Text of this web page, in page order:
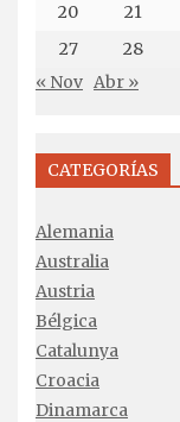
20
21
27
28
« Nov Abr »
CATEGORÍAS
Alemania
Australia
Austria
Bélgica
Catalunya
Croacia
Dinamarca